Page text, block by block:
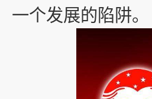
一个发展的陷阱。